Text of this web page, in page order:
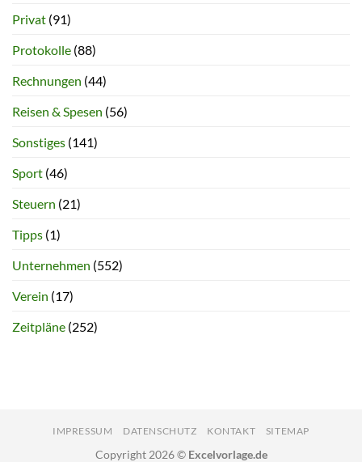
Privat (91)
Protokolle (88)
Rechnungen (44)
Reisen & Spesen (56)
Sonstiges (141)
Sport (46)
Steuern (21)
Tipps (1)
Unternehmen (552)
Verein (17)
Zeitpläne (252)
IMPRESSUM DATENSCHUTZ KONTAKT SITEMAP
Copyright 2026 © Excelvorlage.de